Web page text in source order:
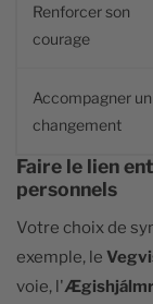
Renforcer son
courage
Accompagner un
changement
Faire le lien
personnels
Votre choix de
exemple, le
voie, l'Ægishjálmr